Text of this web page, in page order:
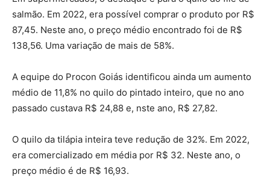
salmão. Em 2022, era possível comprar o produto por R$
87,45. Neste ano, o preço médio encontrado foi de R$
138,56. Uma variação de mais de 58%.
A equipe do Procon Goiás identificou ainda um aumento
médio de 11,8% no quilo do pintado inteiro, que no ano
passado custava R$ 24,88 e, nste ano, R$ 27,82.
O quilo da tilápia inteira teve redução de 32%. Em 2022,
era comercializado em média por R$ 32. Neste ano, o
preço médio é de R$ 16,93.